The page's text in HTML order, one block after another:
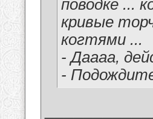
поводке ...
кривые
когтями ...
- Даааа,
-